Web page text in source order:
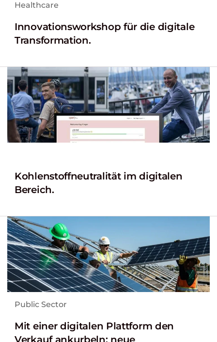
Healthcare
Innovationsworkshop für die digitale
Transformation.
Kohlenstoffneutralität im digitalen
Bereich.
Public Sector
Mit einer digitalen Plattform den
Verkauf ankurbeln: neue